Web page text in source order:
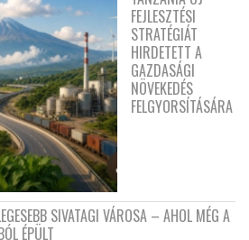
FEJLESZTÉSI
STRATÉGIÁT
HIRDETETT A
GAZDASÁGI
NÖVEKEDÉS
FELGYORSÍTÁSÁRA
SIVATAGI VÁROSA – AHOL MÉG A
ÉPÜLT